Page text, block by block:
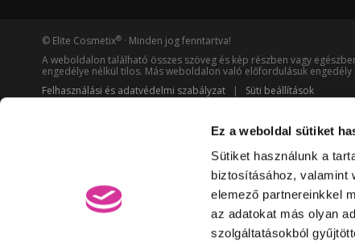
Ez a weboldal sütiket
Sütiket használunk a
biztosításához, valamint
elemező partnereinkkel
az adatokat más olyan
szolgáltatásokból
© Elite Cosmetix® · Minden jog fenntartva!
A weboldalon található összes szöveg és kép részben vagy
engedélye nélkül tilos. Más weboldalon való előfordulásuk engedély
Felhasználási és adatvédelmi szabályzat | Süti beállítások